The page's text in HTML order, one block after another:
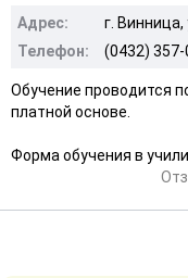
Адрес:
г. Винница,
Телефон:
(0432) 357-
Обучение проводится
платной основе.
Форма обучения в